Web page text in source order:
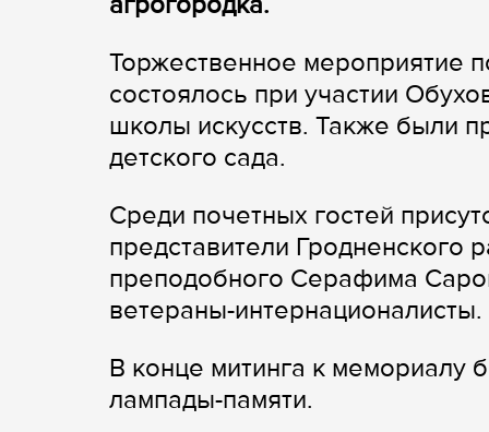
Торжественное мероприятие
состоялось при участии
школы искусств. Также были
детского сада.
Среди почетных гостей
представители Гродненского
преподобного Серафима
ветераны-интернационалисты.
В конце митинга к мемориалу
лампады-памяти.